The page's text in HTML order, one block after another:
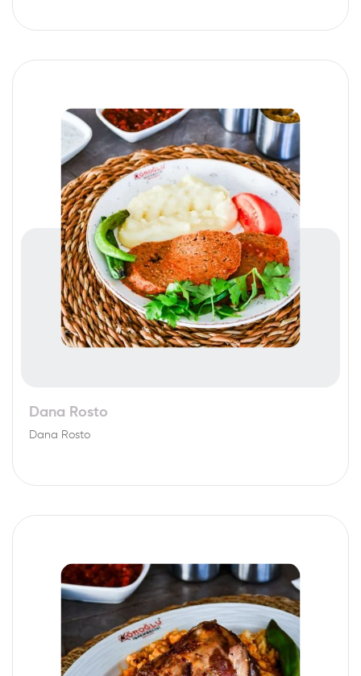
Dana Rosto
Dana Rosto